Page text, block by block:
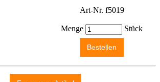
Art-Nr. f5019
Menge Stück